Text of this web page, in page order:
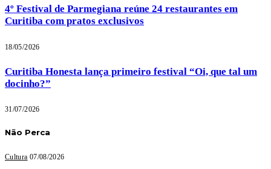
4º Festival de Parmegiana reúne 24 restaurantes em
Curitiba com pratos exclusivos
18/05/2026
Curitiba Honesta lança primeiro festival “Oi, que tal um
docinho?”
31/07/2026
Não Perca
Cultura 07/08/2026